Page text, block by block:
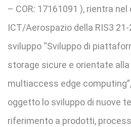
– COR: 17161091 ), rientra
ICT/Aerospazio della RIS3
sviluppo “Sviluppo di
storage sicure e orientate
multiaccess edge
oggetto lo sviluppo di nuove
riferimento a prodotti,